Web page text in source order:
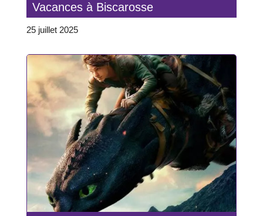
Vacances à Biscarosse
25 juillet 2025